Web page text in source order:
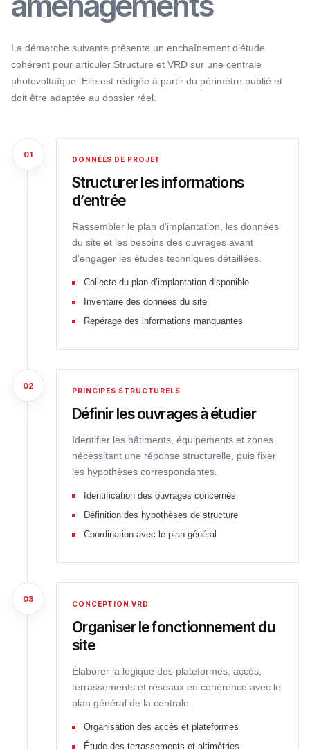
La démarche suivante présente un enchaînement d’étude
cohérent pour articuler Structure et VRD sur une centrale
photovoltaïque. Elle est rédigée à partir du périmètre publié et
doit être adaptée au dossier réel.
01
DONNÉES DE PROJET
Structurer les informations
d’entrée
Rassembler le plan d’implantation, les données
du site et les besoins des ouvrages avant
d’engager les études techniques détaillées.
Collecte du plan d’implantation disponible
Inventaire des données du site
Repérage des informations manquantes
02
PRINCIPES STRUCTURELS
Définir les ouvrages à étudier
Identifier les bâtiments, équipements et zones
nécessitant une réponse structurelle, puis fixer
les hypothèses correspondantes.
Identification des ouvrages concernés
Définition des hypothèses de structure
Coordination avec le plan général
03
CONCEPTION VRD
Organiser le fonctionnement du
site
Élaborer la logique des plateformes, accès,
terrassements et réseaux en cohérence avec le
plan général de la centrale.
Organisation des accès et plateformes
Étude des terrassements et altimétries